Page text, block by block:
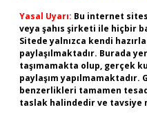
Yasal Uyarı: Bu internet
veya şahıs şirketi ile hiçbir
Sitede yalnızca kendi
paylaşılmaktadır. Burada
taşımamakta olup, gerçek
paylaşım
benzerlikleri tamamen
taslak halindedir ve tavsiye